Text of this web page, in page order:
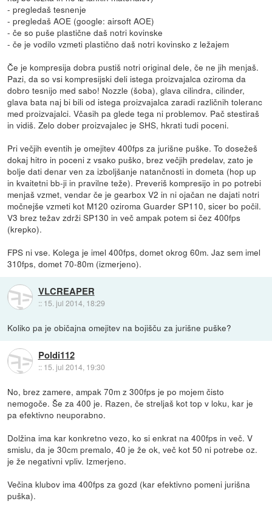
- pregledaš tesnenje
- pregledaš AOE (google: airsoft AOE)
- če so puše plastične daš notri kovinske
- če je vodilo vzmeti plastično daš notri kovinsko z ležajem
Če je kompresija dobra pustiš notri original dele, če ne jih menjaš.
Pazi, da so vsi kompresijski deli istega proizvajalca oziroma da
dobro tesnijo med sabo! Nozzle (šoba), glava cilindra, cilinder,
glava bata naj bi bili od istega proizvajalca zaradi različnih toleranc
med proizvajalci. Včasih pa glede tega ni problemov. Pač stestiraš
in vidiš. Zelo dober proizvajalec je SHS, hkrati tudi poceni.
Pri večjih eventih je omejitev 400fps za jurišne puške. To dosežeš
dokaj hitro in poceni z vsako puško, brez večjih predelav, zato je
bolje dati denar ven za izboljšanje natančnosti in dometa (hop up
in kvaitetni bb-ji in pravilne teže). Preveriš kompresijo in po potrebi
menjaš vzmet, vendar če je gearbox V2 in ni ojačan ne dajati notri
močnejše vzmeti kot M120 oziroma Guarder SP110, sicer bo počil.
V3 brez težav zdrži SP130 in več ampak potem si čez 400fps
(krepko).
FPS ni vse. Kolega je imel 400fps, domet okrog 60m. Jaz sem imel
310fps, domet 70-80m (izmerjeno).
VLCREAPER
:: 15. jul 2014, 18:29
Koliko pa je običajna omejitev na bojišču za jurišne puške?
Poldi112
:: 15. jul 2014, 19:30
No, brez zamere, ampak 70m z 300fps je po mojem čisto
nemogoče. Še za 400 je. Razen, če streljaš kot top v loku, kar je
pa efektivno neuporabno.
Dolžina ima kar konkretno vezo, ko si enkrat na 400fps in več. V
smislu, da je 30cm premalo, 40 je že ok, več kot 50 ni potrebe oz.
je že negativni vpliv. Izmerjeno.
Večina klubov ima 400fps za gozd (kar efektivno pomeni jurišna
puška).